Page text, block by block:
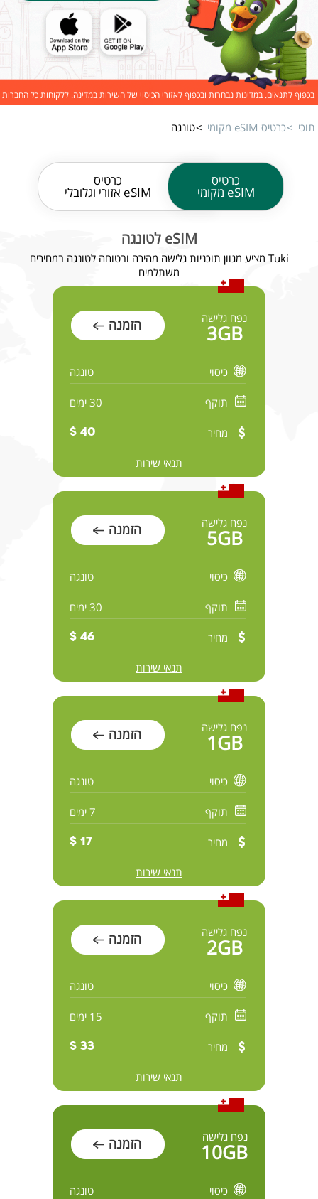
בכפוף לתנאים. במדינות נבחרות ובכפוף לאזורי הכיסוי של השירות במדינה. ללקוחות כל החברות
תוכי כרטיס eSIM מקומי טונגה
כרטיס
eSIM מקומי
כרטיס
eSIM אזורי וגלובלי
eSIM לטונגה
Tuki מציע מגוון תוכניות גלישה מהירה ובטוחה לטונגה במחירים
משתלמים
נפח גלישה
3GB הזמנה
כיסוי טונגה
תוקף 30 ימים
מחיר 40 $
תנאי שירות
נפח גלישה
5GB הזמנה
כיסוי טונגה
תוקף 30 ימים
מחיר 46 $
תנאי שירות
נפח גלישה
1GB הזמנה
כיסוי טונגה
תוקף 7 ימים
מחיר 17 $
תנאי שירות
נפח גלישה
2GB הזמנה
כיסוי טונגה
תוקף 15 ימים
מחיר 33 $
תנאי שירות
נפח גלישה
10GB הזמנה
כיסוי טונגה